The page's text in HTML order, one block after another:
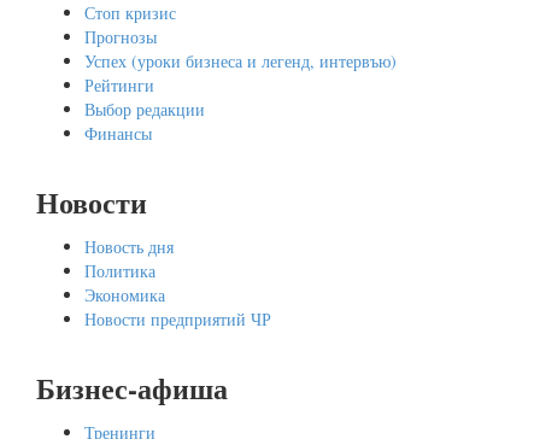
Стоп кризис
Прогнозы
Успех (уроки бизнеса и легенд, интервъю)
Рейтинги
Выбор редакции
Финансы
Новости
Новость дня
Политика
Экономика
Новости предприятий ЧР
Бизнес-афиша
Тренинги